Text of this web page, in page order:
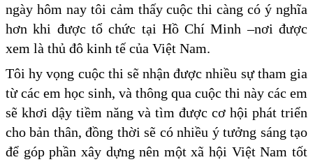
ngày hôm nay tôi cảm thấy cuộc thi càng có ý nghĩa
hơn khi được tổ chức tại Hồ Chí Minh –nơi được
xem là thủ đô kinh tế của Việt Nam.
Tôi hy vọng cuộc thi sẽ nhận được nhiều sự tham gia
từ các em học sinh, và thông qua cuộc thi này các em
sẽ khơi dậy tiềm năng và tìm được cơ hội phát triển
cho bản thân, đồng thời sẽ có nhiều ý tưởng sáng tạo
để góp phần xây dựng nên một xã hội Việt Nam tốt